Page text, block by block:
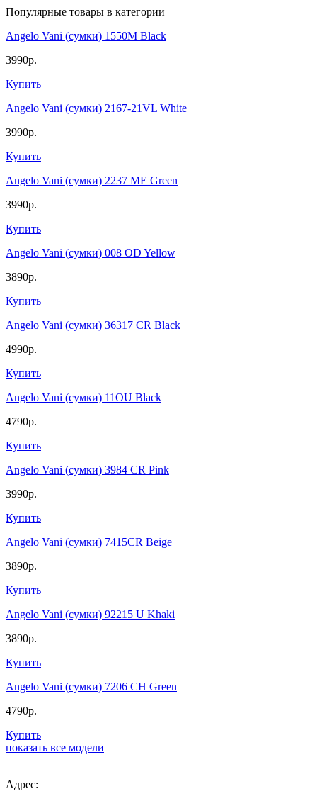
Популярные товары в категории
Angelo Vani (сумки) 1550M Black
3990р.
Купить
Angelo Vani (сумки) 2167-21VL White
3990р.
Купить
Angelo Vani (сумки) 2237 ME Green
3990р.
Купить
Angelo Vani (сумки) 008 OD Yellow
3890р.
Купить
Angelo Vani (сумки) 36317 CR Black
4990р.
Купить
Angelo Vani (сумки) 11OU Black
4790р.
Купить
Angelo Vani (сумки) 3984 CR Pink
3990р.
Купить
Angelo Vani (сумки) 7415CR Beige
3890р.
Купить
Angelo Vani (сумки) 92215 U Khaki
3890р.
Купить
Angelo Vani (сумки) 7206 CH Green
4790р.
Купить
показать все модели
Адрес: